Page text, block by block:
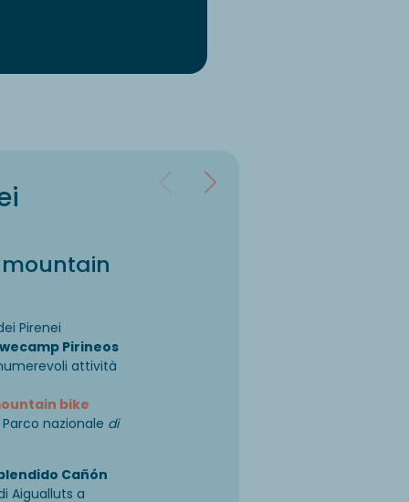
mountain
Pirenei
Pirineos
attività
bike
nazionale di
Cañón
Aigualluts a